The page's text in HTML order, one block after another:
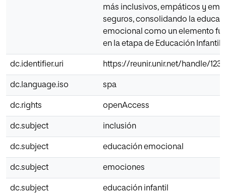
más inclusivos, empáticos y
seguros, consolidando la
emocional como un elemento
en la etapa de Educación Infantil.
dc.identifier.uri https://reunir.unir.net/handle/
dc.language.iso spa
dc.rights openAccess
dc.subject inclusión
dc.subject educación emocional
dc.subject emociones
dc.subject educación infantil